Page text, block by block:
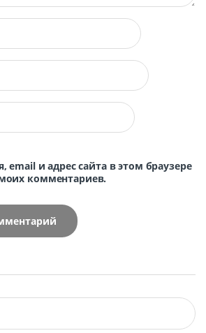
email и адрес сайта в этом браузере
комментариев.